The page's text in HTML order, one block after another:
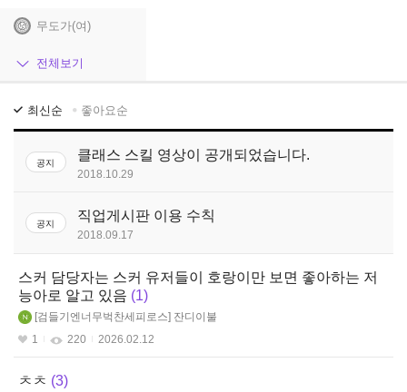
무도가(여)
헌터(남)
마법사
암살자
스페셜리스트(여)
가디언나이트
전체보기
직
업
시
최신순 좋아요순
공지 클래스 스킬 영상이 공개되었습니다.
2018.10.29
공지 직업게시판 이용 수칙
2018.09.17
스커 담당자는 스커 유저들이 호랑이만 보면 좋아하는 저
능아로 알고 있음
1
검들기엔너무벅찬세피로스 잔디이불
1
220 2026.02.12
ㅊㅊ 3